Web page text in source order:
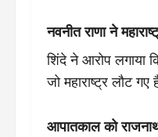
नवनीत राणा ने
शिंदे ने आरोप लगाया
जो महाराष्ट्र लौट
आपातकाल को राजनाथ